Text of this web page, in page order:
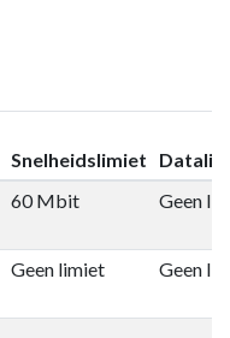
Snelheidslimiet
60 Mbit Geen
Geen limiet Geen